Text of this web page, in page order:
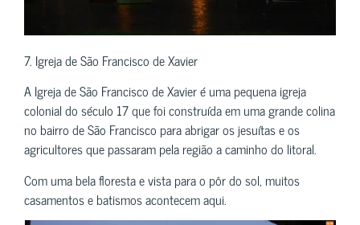
7. Igreja de São Francisco de Xavier
A Igreja de São Francisco de Xavier é uma pequena igreja
colonial do século 17 que foi construída em uma grande colina
no bairro de São Francisco para abrigar os jesuítas e os
agricultores que passaram pela região a caminho do litoral.
Com uma bela floresta e vista para o pôr do sol, muitos
casamentos e batismos acontecem aqui.